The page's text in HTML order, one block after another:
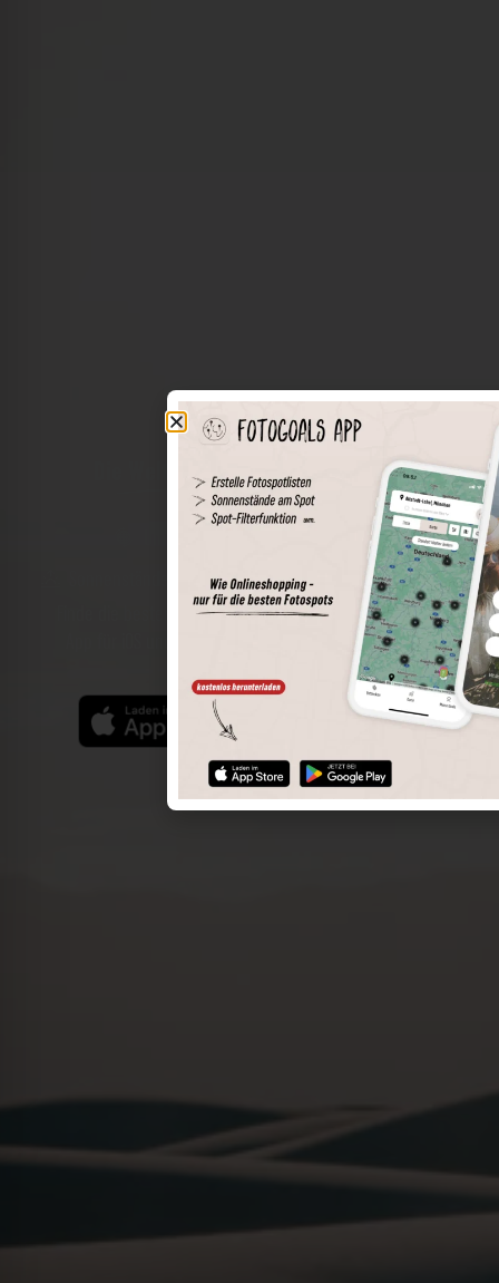
Die Welt der Orte in deiner Tasche
Spots speichern
Sonnenstände am Spot
Spotdetails
Filterfunktion
Finde die besten Fotospots noch einfacher mit unserer
App für iOS und Android und genieße einen größeren